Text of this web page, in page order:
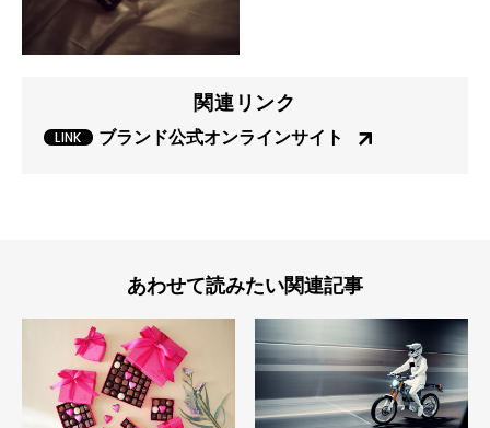
関連リンク
ブランド公式オンラインサイト
あわせて読みたい関連記事